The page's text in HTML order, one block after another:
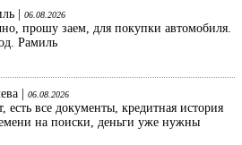
| 06.08.2026
прошу заем, для покупки автомобиля.
Рамиль
| 06.08.2026
все документы, кредитная история
на поиски, деньги уже нужны